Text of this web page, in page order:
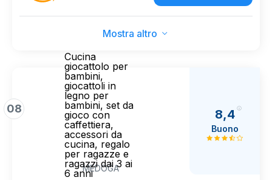
Mostra altro
08
Cucina
giocattolo per
bambini,
giocattoli in
legno per
bambini, set da
gioco con
caffettiera,
accessori da
cucina, regalo
per ragazze e
ragazzi dai 3 ai
6 anniMEDOGA
8,4
Buono